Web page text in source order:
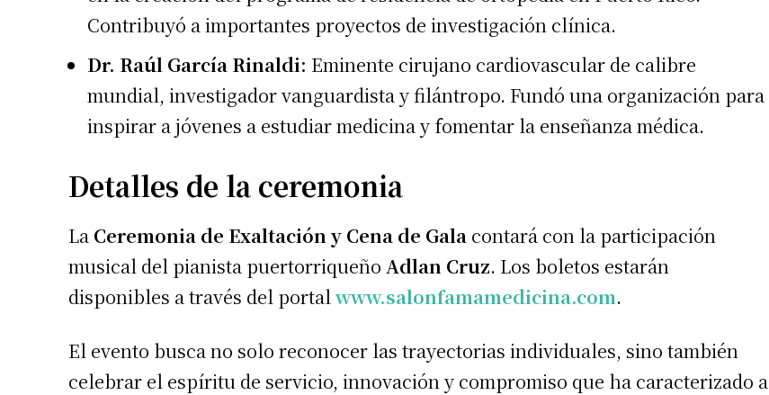
Contribuyó a importantes proyectos de investigación clínica.
Dr. Raúl García Rinaldi: Eminente cirujano cardiovascular de calibre
mundial, investigador vanguardista y filántropo. Fundó una organización para
inspirar a jóvenes a estudiar medicina y fomentar la enseñanza médica.
Detalles de la ceremonia
La Ceremonia de Exaltación y Cena de Gala contará con la participación
musical del pianista puertorriqueño Adlan Cruz. Los boletos estarán
disponibles a través del portalwww.salonfamamedicina.com.
El evento busca no solo reconocer las trayectorias individuales, sino también
celebrar el espíritu de servicio, innovación y compromiso que ha caracterizado a